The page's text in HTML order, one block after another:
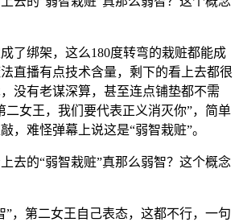
了绑架，这么180度转弯的栽赃都能成
直播有点技术含量，剩下的看上去都很
没有老谋深算，甚至连点铺垫都不需
二女王，我们要代表正义消灭你”，简单
，难怪弹幕上说这是“弱智栽赃”。
”，第二女王自己表态，这都不行，一句